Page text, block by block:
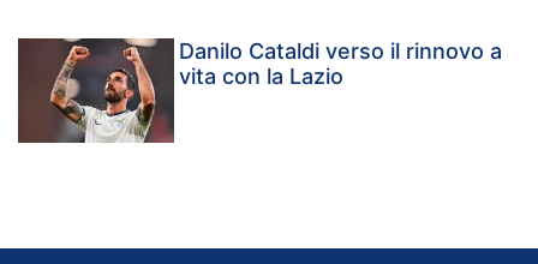
Danilo Cataldi verso il rinnovo a
vita con la Lazio